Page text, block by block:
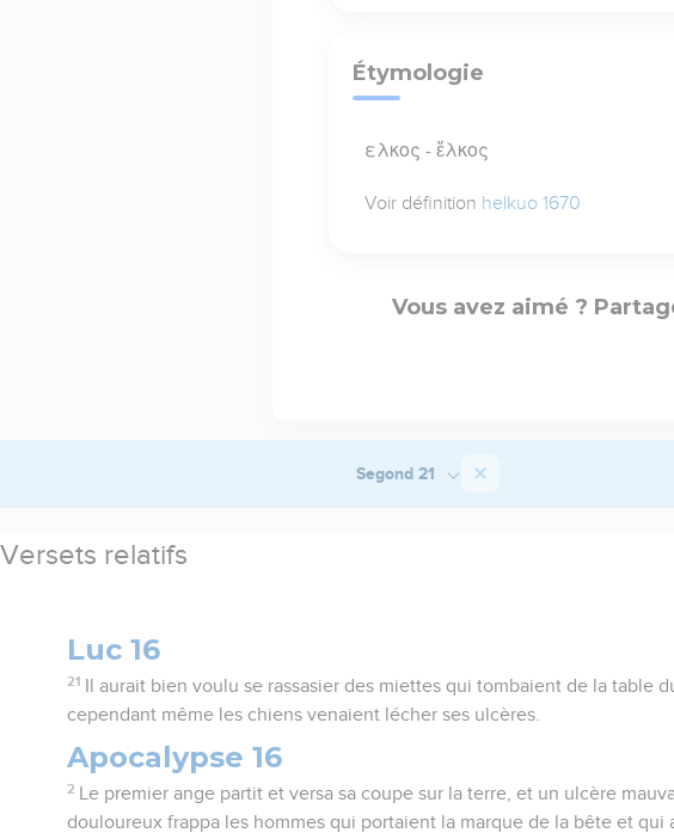
Étymologie
ελκος - ἕλκος
Voir définition helkuo 1670
Vous avez aimé ?
Segond 21
Versets relatifs
Luc 16
21
Il aurait bien voulu se rassasier des miettes qui tombaient de la table
cependant même les chiens venaient lécher ses ulcères.
Apocalypse 16
2
Le premier ange partit et versa sa coupe sur la terre, et un ulcère
douloureux frappa les hommes qui portaient la marque de la bête et qui